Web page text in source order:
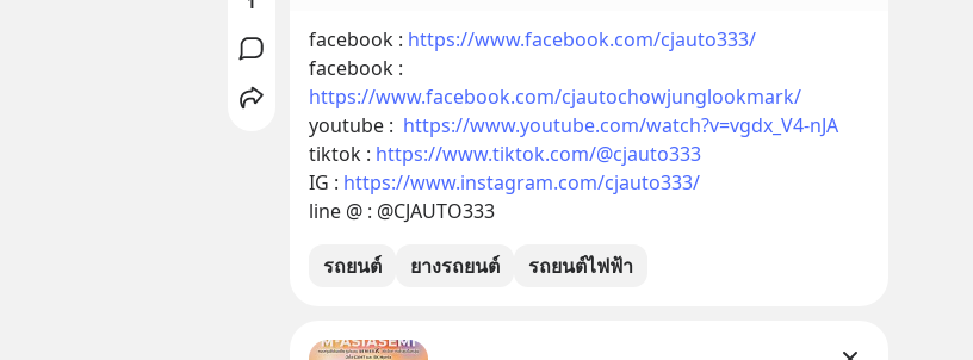
facebook : https://www.facebook.com/cjauto333/
https://www.facebook.com/cjautochowjunglookmark/
youtube : https://www.youtube.com/watch?v=vgdx_V4-nJA
tiktok : https://www.tiktok.com/@cjauto333
IG : https://www.instagram.com/cjauto333/
line @ : @CJAUTO333
รถยนต์ ยางรถยนต์ รถยนต์ไฟฟ้า